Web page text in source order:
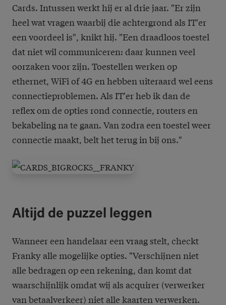
Cards. Intussen werkt hij er al drie jaar. "Er zijn
heel wat vragen waarbij die achtergrond als IT'er
een voordeel is", knikt hij. "Een draadloos toestel
dat niet wil communiceren: daar kunnen veel
oorzaken voor zijn. Toestellen werken op
ethernet, WiFi of 4G en hebben uiteraard wel eens
connectieproblemen. Als IT'er heb ik dan de
reflex om de opties rond connectie, routers en
bekabeling na te gaan. Van zodra een toestel weer
connectie maakt, belt het terug in bij ons."
Altijd de puzzel leggen
Wanneer een handelaar een vraag stelt, checkt
Franky alle mogelijke opties. "Verschijnen niet
alle bedragen op een rekening, dan komt dat
waarschijnlijk omdat wij als acquirer (verwerker
van betaalverkeer) niet alle kaarten verwerken.